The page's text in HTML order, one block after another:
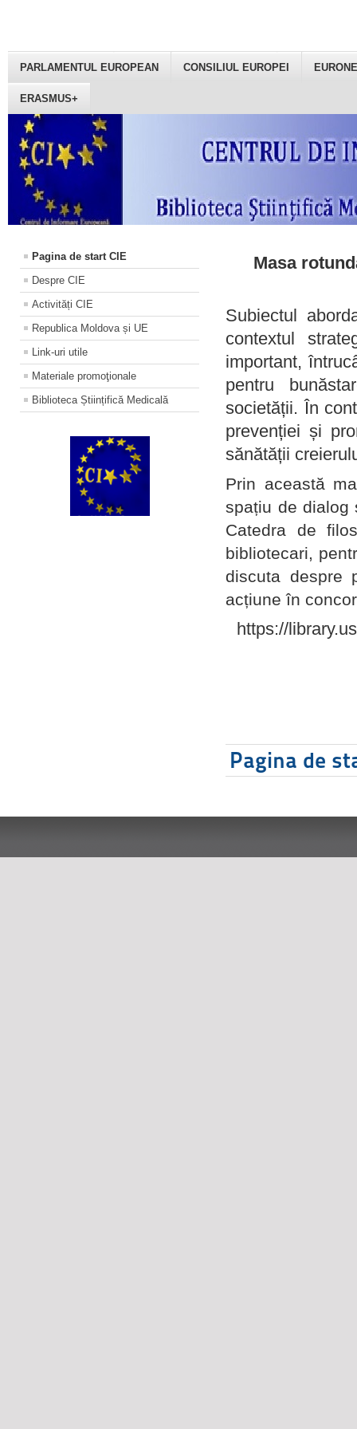
PARLAMENTUL EUROPEAN CONSILIUL EUROPEI
ERASMUS+
Pagina de start CIE
Despre CIE
Activități CIE
Republica Moldova și UE
Link-uri utile
Materiale promoţionale
Biblioteca Științifică Medicală
Masa
Subiectul
contextul
important,
pentru
societății. În
prevenției și
sănătății
Prin această
spațiu de dialog
Catedra de
bibliotecari,
discuta despre
acțiune în
https://
Pagina de